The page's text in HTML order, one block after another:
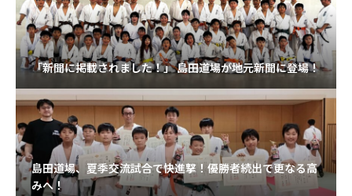
「新聞に掲載されました！」 島田道場が地元新聞に登場！
島田道場、夏季交流試合で快進撃！優勝者続出で更なる高
みへ！